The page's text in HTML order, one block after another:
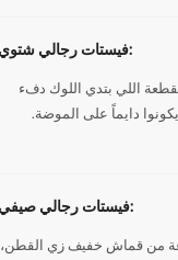
فيستات رجالي شتوي:
اللي بتدي اللوك دفء
دايماً على الموضة.
فيستات رجالي صيفي:
من قماش خفيف زي القطن،